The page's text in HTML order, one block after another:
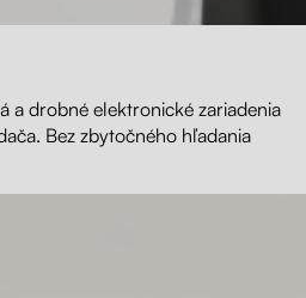
a drobné elektronické zariadenia
Bez zbytočného hľadania